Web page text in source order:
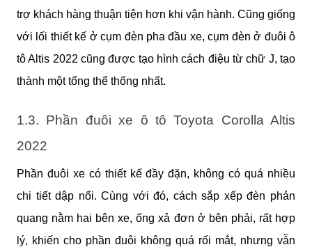
trợ khách hàng thuận tiện hơn khi vận hành. Cũng giống
với lối thiết kế ở cụm đèn pha đầu xe, cụm đèn ở đuôi ô
tô Altis 2022 cũng được tạo hình cách điệu từ chữ J, tạo
thành một tổng thể thống nhất.
1.3. Phần đuôi xe ô tô Toyota Corolla Altis
2022
Phần đuôi xe có thiết kế đầy đặn, không có quá nhiều
chi tiết dập nổi. Cùng với đó, cách sắp xếp đèn phản
quang nằm hai bên xe, ống xả đơn ở bên phải, rất hợp
lý, khiến cho phần đuôi không quá rối mắt, nhưng vẫn